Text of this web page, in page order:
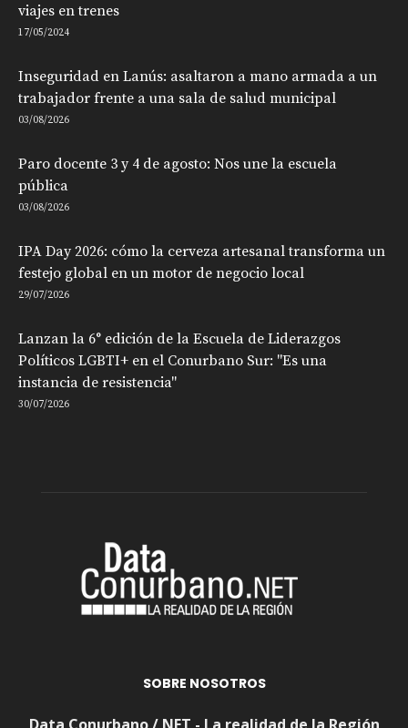
viajes en trenes
17/05/2024
Inseguridad en Lanús: asaltaron a mano armada a un
trabajador frente a una sala de salud municipal
03/08/2026
Paro docente 3 y 4 de agosto: Nos une la escuela
pública
03/08/2026
IPA Day 2026: cómo la cerveza artesanal transforma un
festejo global en un motor de negocio local
29/07/2026
Lanzan la 6° edición de la Escuela de Liderazgos
Políticos LGBTI+ en el Conurbano Sur: "Es una
instancia de resistencia"
30/07/2026
SOBRE NOSOTROS